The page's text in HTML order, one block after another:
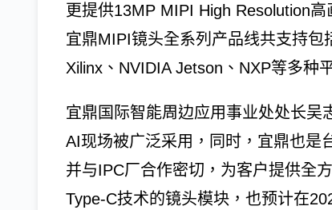
更提供13MP MIPI High Resolution
宜鼎MIPI镜头全系列产品线共支持
Xilinx、NVIDIA Jetson、NXP等多种
宜鼎国际智能周边应用事业处处长
AI现场被广泛采用，同时，宜鼎也是
并与IPC厂合作密切，为客户提供全
Type-C技术的镜头模块，也预计在